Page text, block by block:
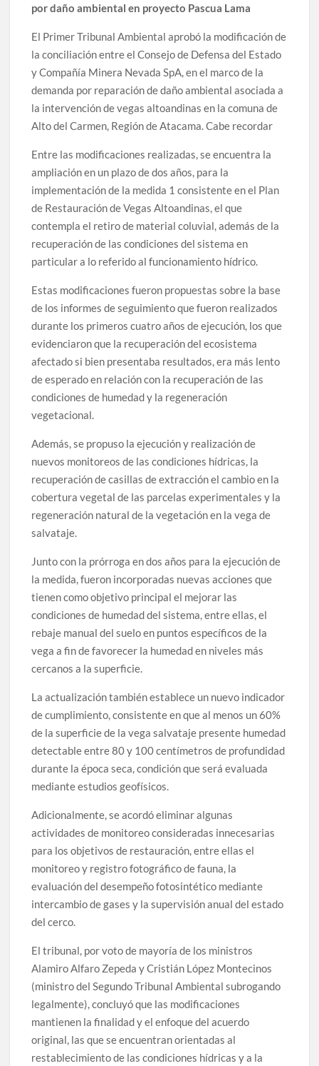
por daño ambiental en proyecto Pascua Lama
El Primer Tribunal Ambiental aprobó la modificación de
la conciliación entre el Consejo de Defensa del Estado
y Compañía Minera Nevada SpA, en el marco de la
demanda por reparación de daño ambiental asociada a
la intervención de vegas altoandinas en la comuna de
Alto del Carmen, Región de Atacama. Cabe recordar
Entre las modificaciones realizadas, se encuentra la
ampliación en un plazo de dos años, para la
implementación de la medida 1 consistente en el Plan
de Restauración de Vegas Altoandinas, el que
contempla el retiro de material coluvial, además de la
recuperación de las condiciones del sistema en
particular a lo referido al funcionamiento hídrico.
Estas modificaciones fueron propuestas sobre la base
de los informes de seguimiento que fueron realizados
durante los primeros cuatro años de ejecución, los que
evidenciaron que la recuperación del ecosistema
afectado si bien presentaba resultados, era más lento
de esperado en relación con la recuperación de las
condiciones de humedad y la regeneración
vegetacional.
Además, se propuso la ejecución y realización de
nuevos monitoreos de las condiciones hídricas, la
recuperación de casillas de extracción el cambio en la
cobertura vegetal de las parcelas experimentales y la
regeneración natural de la vegetación en la vega de
salvataje.
Junto con la prórroga en dos años para la ejecución de
la medida, fueron incorporadas nuevas acciones que
tienen como objetivo principal el mejorar las
condiciones de humedad del sistema, entre ellas, el
rebaje manual del suelo en puntos específicos de la
vega a fin de favorecer la humedad en niveles más
cercanos a la superficie.
La actualización también establece un nuevo indicador
de cumplimiento, consistente en que al menos un 60%
de la superficie de la vega salvataje presente humedad
detectable entre 80 y 100 centímetros de profundidad
durante la época seca, condición que será evaluada
mediante estudios geofísicos.
Adicionalmente, se acordó eliminar algunas
actividades de monitoreo consideradas innecesarias
para los objetivos de restauración, entre ellas el
monitoreo y registro fotográfico de fauna, la
evaluación del desempeño fotosintético mediante
intercambio de gases y la supervisión anual del estado
del cerco.
El tribunal, por voto de mayoría de los ministros
Alamiro Alfaro Zepeda y Cristián López Montecinos
(ministro del Segundo Tribunal Ambiental subrogando
legalmente), concluyó que las modificaciones
mantienen la finalidad y el enfoque del acuerdo
original, las que se encuentran orientadas al
restablecimiento de las condiciones hídricas y a la